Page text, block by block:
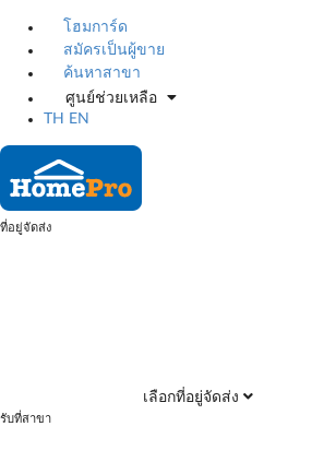
โฮมการ์ด
สมัครเป็นผู้ขาย
ค้นหาสาขา
ศูนย์ช่วยเหลือ
TH
EN
ที่อยู่จัดส่ง
เลือกที่อยู่จัดส่ง
รับที่สาขา